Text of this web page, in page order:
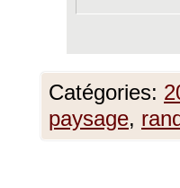
Catégories:
paysage,